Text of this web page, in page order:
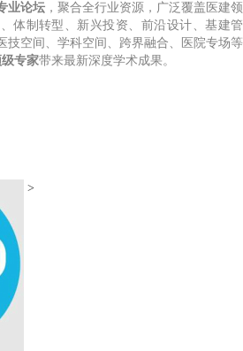
业论坛 ，聚合全行业资源，广泛覆盖医建领
体制转型、新兴投资、前沿设计、基建管
技空间、学科空间、跨界融合、医院专场等
专家带来最新深度学术成果。
>